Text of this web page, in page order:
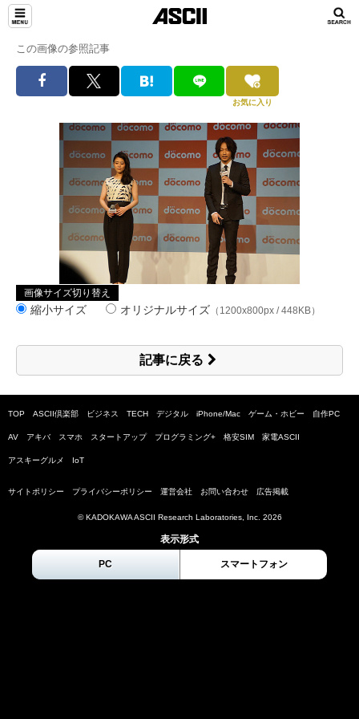
この画像の参照記事
お気に入り
画像サイズ切り替え
縮小サイズ オリジナルサイズ （1200x800px / 448KB）
記事に戻る
TOP ASCII倶楽部 ビジネス TECH デジタル iPhone/Mac ゲーム・ホビー 自作PC
AV アキバ スマホ スタートアップ プログラミング+ 格安SIM 家電ASCII
アスキーグルメ IoT
サイトポリシー プライバシーポリシー 運営会社 お問い合わせ 広告掲載
© KADOKAWA ASCII Research Laboratories, Inc. 2026
表示形式
PC スマートフォン